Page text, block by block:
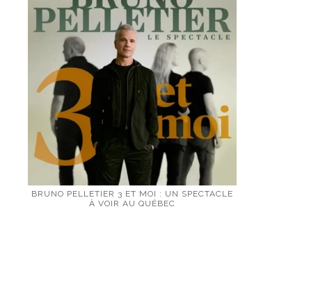
BRUNO PELLETIER 3 ET MOI : UN SPECTACLE
À VOIR AU QUÉBEC